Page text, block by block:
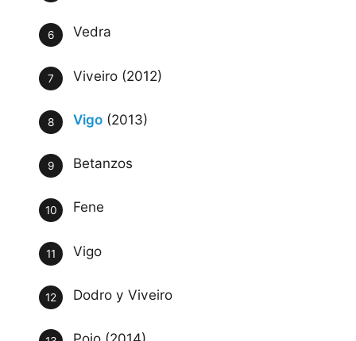
Vedra
Viveiro (2012)
Vigo (2013)
Betanzos
Fene
Vigo
Dodro y Viveiro